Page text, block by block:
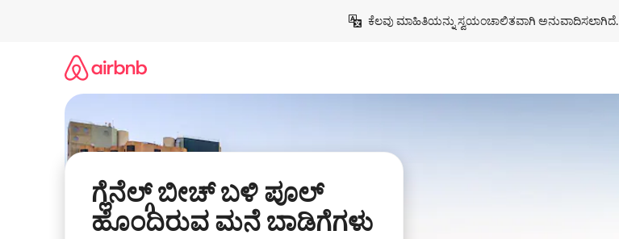
ಕೆಲವು ಮಾಹಿತಿಯನ್ನು ಸ್ವಯಂಚಾಲಿತವಾಗಿ ಅನುವಾದಿಸಲಾಗಿದೆ.
ಗ್ಲೆನೆಲ್ಗ್ ಬೀಚ್ ಬಳಿ ಪೂಲ್
ಹೊಂದಿರುವ ಮನೆ ಬಾಡಿಗೆಗಳು